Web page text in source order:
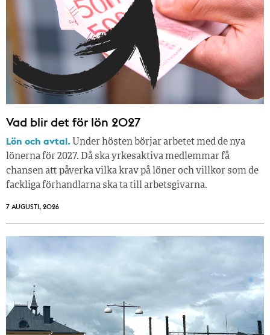
Vad blir det för lön 2027
Lön och avtal. Under hösten börjar arbetet med de nya
lönerna för 2027. Då ska yrkesaktiva medlemmar få
chansen att påverka vilka krav på löner och villkor som de
fackliga förhandlarna ska ta till arbetsgivarna.
7 AUGUSTI, 2026